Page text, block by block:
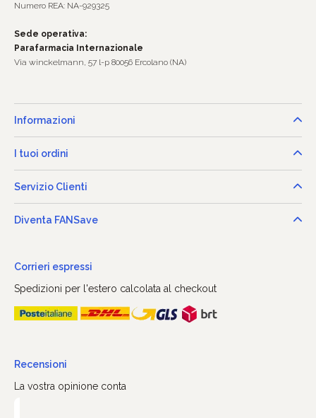
Numero REA: NA-929325
Sede operativa:
Parafarmacia Internazionale
Via winckelmann, 57 l-p 80056 Ercolano (NA)
Informazioni
I tuoi ordini
Servizio Clienti
Diventa FANSave
Corrieri espressi
Spedizioni per l'estero calcolata al checkout
Recensioni
La vostra opinione conta